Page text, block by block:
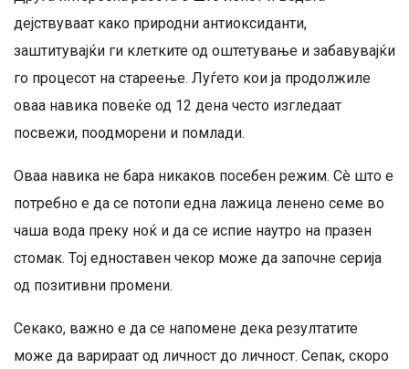
дејствуваат како природни антиоксиданти,
заштитувајќи ги клетките од оштетување и забавувајќи
го процесот на стареење. Луѓето кои ја продолжиле
оваа навика повеќе од 12 дена често изгледаат
посвежи, поодморени и помлади.
Оваа навика не бара никаков посебен режим. Сè што е
потребно е да се потопи една лажица ленено семе во
чаша вода преку ноќ и да се испие наутро на празен
стомак. Тој едноставен чекор може да започне серија
од позитивни промени.
Секако, важно е да се напомене дека резултатите
може да варираат од личност до личност. Сепак, скоро